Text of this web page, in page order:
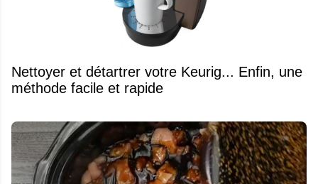
Nettoyer et détartrer votre Keurig... Enfin, une
méthode facile et rapide